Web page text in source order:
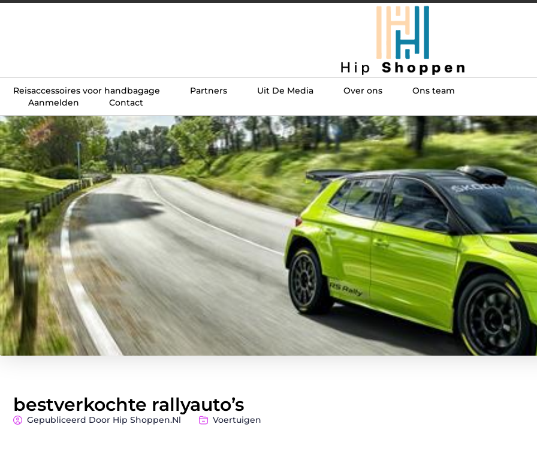
Reisaccessoires voor handbagage Partners Uit De Media Over ons
Ons team
Aanmelden
Contact
bestverkochte rallyauto’s
Gepubliceerd Door Hip Shoppen.nl Voertuigen